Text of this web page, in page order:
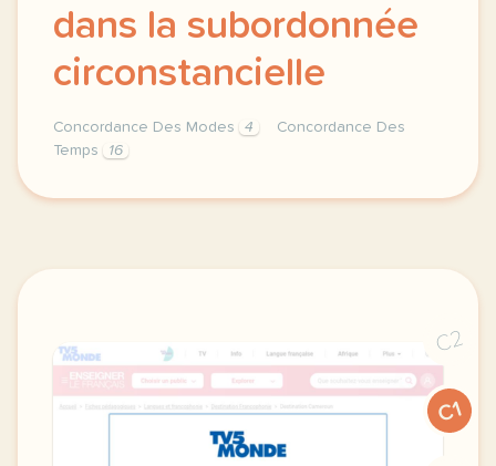
dans la subordonnée
circonstancielle
Concordance Des Modes 4
Concordance Des
Temps
16
concordance des temps concordance des
C2
C1